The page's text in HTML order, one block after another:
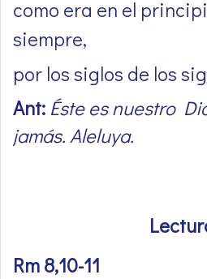
como era en el
siempre,
por los siglos de los
Ant: Éste es nuestro
jamás. Aleluya.
Rm 8,10-11